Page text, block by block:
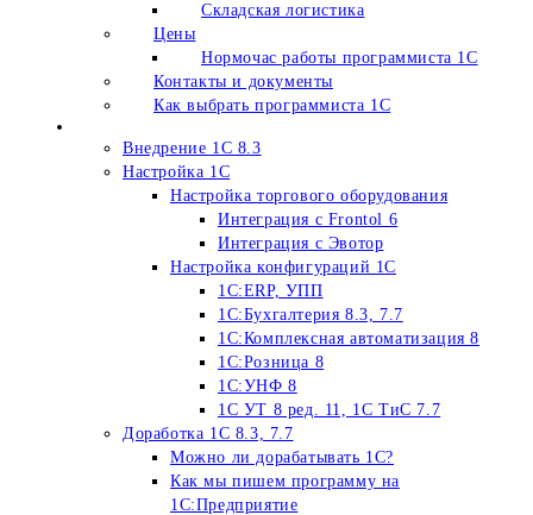
Складская логистика
Цены
Нормочас работы программиста 1С
Контакты и документы
Как выбрать программиста 1С
Внедрение 1С 8.3
Настройка 1С
Настройка торгового оборудования
Интеграция c Frontol 6
Интеграция с Эвотор
Настройка конфигураций 1С
1С:ERP, УПП
1С:Бухгалтерия 8.3, 7.7
1С:Комплексная автоматизация 8
1С:Розница 8
1С:УНФ 8
1С УТ 8 ред. 11, 1С ТиС 7.7
Доработка 1С 8.3, 7.7
Можно ли дорабатывать 1С?
Как мы пишем программу на
1С:Предприятие